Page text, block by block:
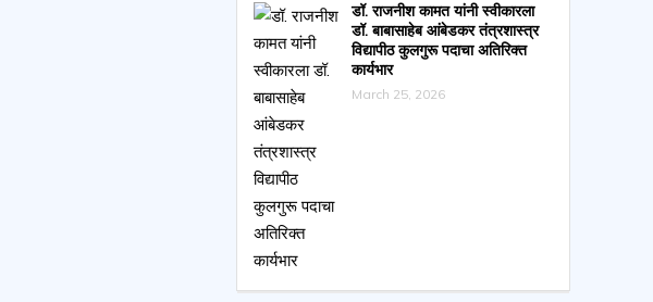
डॉ. राजनीश कामत यांनी स्वीकारला
डॉ. बाबासाहेब आंबेडकर तंत्रशास्त्र
विद्यापीठ कुलगुरू पदाचा अतिरिक्त
कार्यभार
March 25, 2026